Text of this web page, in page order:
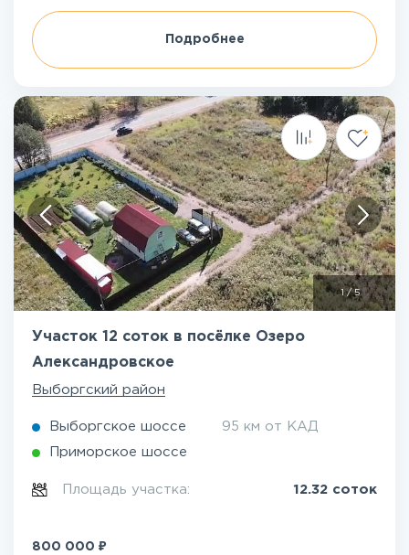
Подробнее
1 /5
Участок 12 соток в посёлке Озеро
Александровское
Выборгский район
Выборгское шоссе 95 км от КАД
Приморское шоссе
Площадь участка: 12.32 соток
800 000 ₽